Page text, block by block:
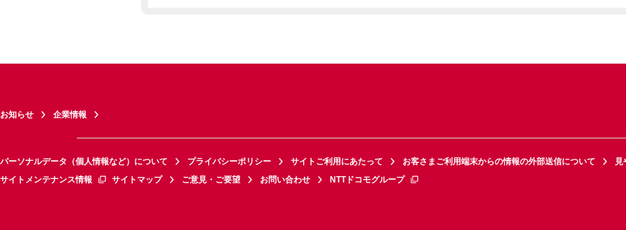
お知らせ 企業情報
パーソナルデータ（個人情報など）について プライバシーポリシー サイトご利用にあたって お客さまご利用端末からの情報の外部送信について
見
サイトメンテナンス情報
サイトマップ ご意見・ご要望 お問い合わせ NTTドコモグループ